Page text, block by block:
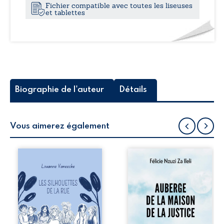
Fichier compatible avec toutes les liseuses
et tablettes
Biographie de l'auteur Détails
Vous aimerez également
la rue donne la
parole à six
personnages
ordinaires,
traversés par des
pensées, des
émotions et des
Auberge de la
récit-témoignage
consacré au
parcours
exemplaire de
Mbala Zi Nkuaku